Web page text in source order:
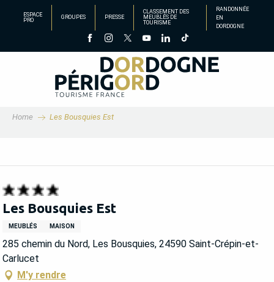
principal
ESPACE
PRO
GROUPES PRESSE
CLASSEMENT DES
MEUBLÉS DE
TOURISME
RANDONNÉE
EN
DORDOGNE
Home Les Bousquies Est
Les Bousquies Est
MEUBLÉS MAISON
285 chemin du Nord, Les Bousquies, 24590 Saint-Crépin-et-
Carlucet
M'y rendre